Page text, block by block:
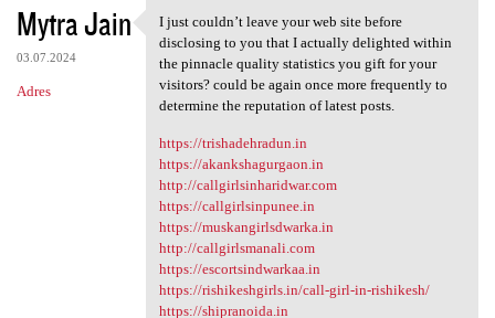
Mytra Jain
03.07.2024
Adres
I just couldn’t leave your
I just couldn’t leave your web site before
disclosing to you that I actually delighted within
the pinnacle quality statistics you gift for your
visitors? could be again once more frequently to
determine the reputation of latest posts.
https://trishadehradun.in
https://akankshagurgaon.in
http://callgirlsinharidwar.com
https://callgirlsinpunee.in
https://muskangirlsdwarka.in
http://callgirlsmanali.com
https://escortsindwarkaa.in
https://rishikeshgirls.in/call-girl-in-rishikesh/
https://shipranoida.in